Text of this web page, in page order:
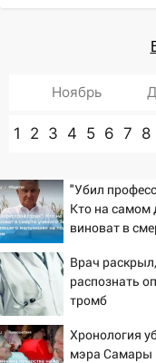
Ноябрь
1 2 3 4 5 6 7 8
"Убил
Кто на самом
виноват в
мальчишек на
горохом
Врач
распознать
тромб
Хронология
мэра Самары